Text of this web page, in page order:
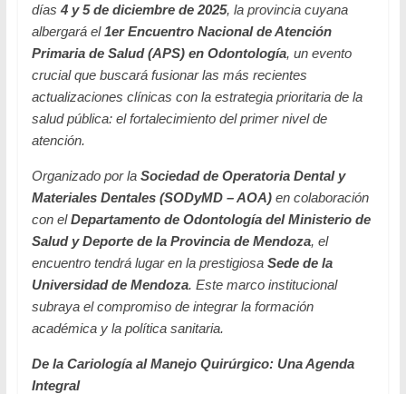
días 4 y 5 de diciembre de 2025, la provincia cuyana
albergará el1er Encuentro Nacional de Atención
Primaria de Salud (APS) en Odontología, un evento
crucial que buscará fusionar las más recientes
actualizaciones clínicas con la estrategia prioritaria de la
salud pública: el fortalecimiento del primer nivel de
atención.
Organizado por la Sociedad de Operatoria Dental y
Materiales Dentales (SODyMD – AOA)en colaboración
con elDepartamento de Odontología del Ministerio de
Salud y Deporte de la Provincia de Mendoza, el
encuentro tendrá lugar en la prestigiosa Sede de la
Universidad de Mendoza. Este marco institucional
subraya el compromiso de integrar la formación
académica y la política sanitaria.
De la Cariología al Manejo Quirúrgico: Una Agenda
Integral